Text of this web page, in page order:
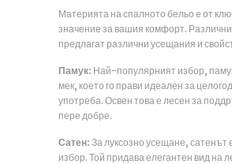
Материята на спалното бельо е от
значение за вашия комфорт.
предлагат различни усещания и
Памук: Най-популярният избор,
мек, което го прави идеален за
употреба. Освен това е лесен за
пере добре.
Сатен: За луксозно усещане, сатенът
избор. Той придава елегантен вид на